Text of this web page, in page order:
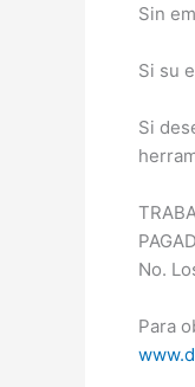
Sin
Si su
Si
No.
Para